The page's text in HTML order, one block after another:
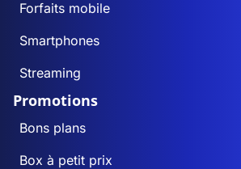
Forfaits mobile
Smartphones
Streaming
Promotions
Bons plans
Box à petit prix